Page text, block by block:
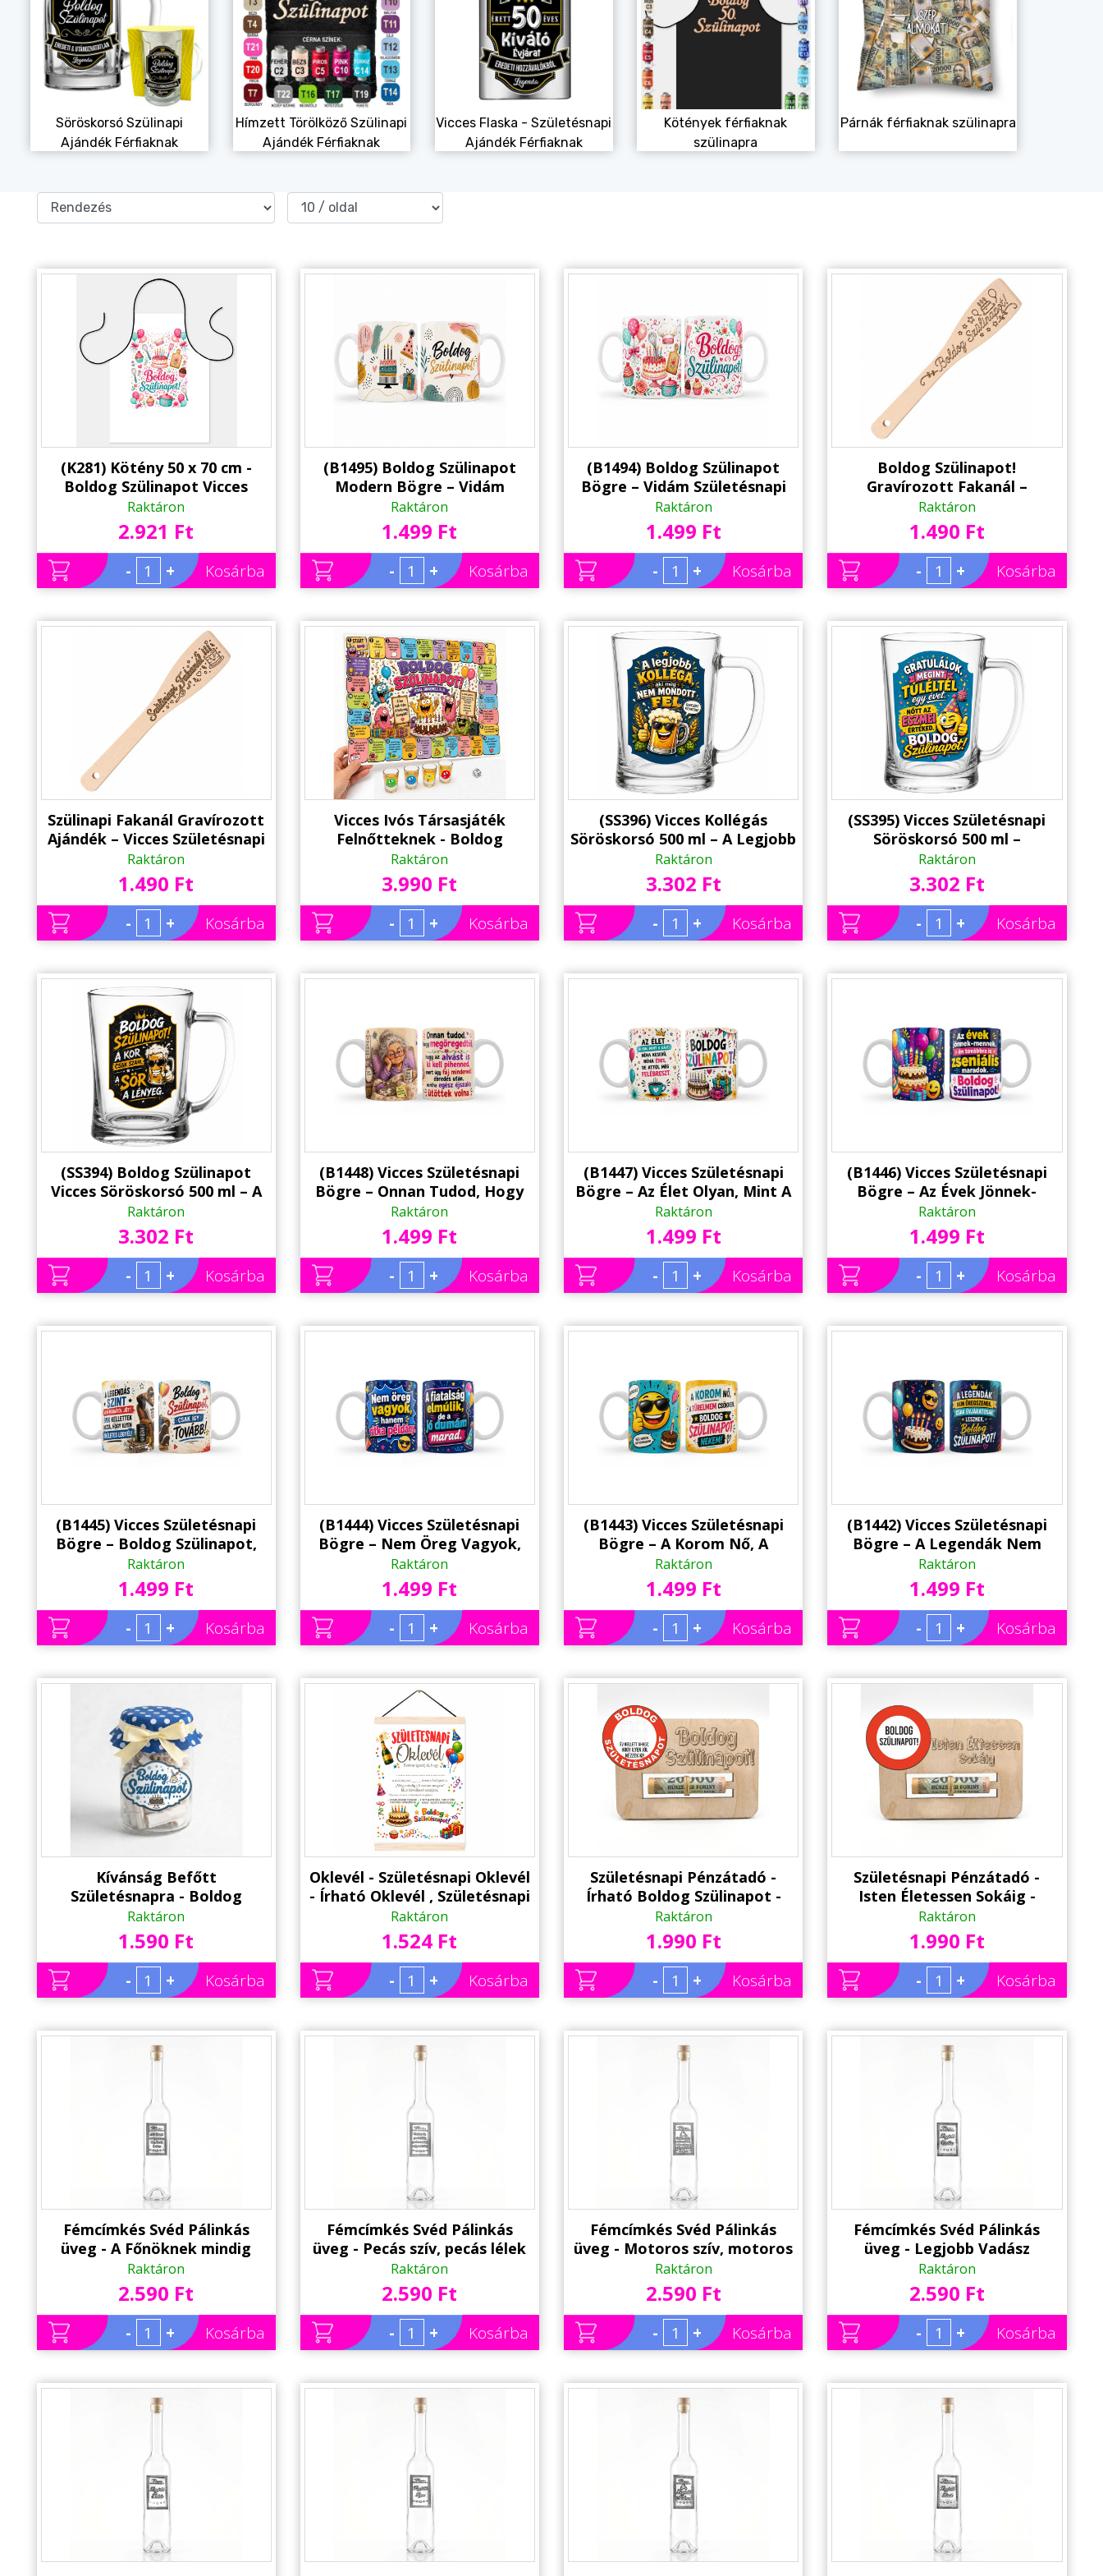
Ajándék Ötletek Férfiaknak
Ajándék Nőknek
Családtagoknak
Party kellékek
Vicces ajándékok
Foglalkozás szerint
Sport/Hobbi szerint
Állatos ajándéktárgyak
Söröskorsó Szülinapi
Ajándék Férfiaknak
Hímzett Törölköző Szülinapi
Ajándék Férfiaknak
Vicces Flaska - Születésnapi
Ajándék Férfiaknak
Kötények férfiaknak
szülinapra
Párnák férfiaknak szülinapra
(K281) Kötény 50 x 70 cm -
Boldog Szülinapot Vicces
Kötény – Születésnapi Ajándék
Nőknek
Raktáron
2.921 Ft
- + Kosárba
(B1495) Boldog Szülinapot
Modern Bögre – Vidám
Születésnapi Ajándék
Raktáron
1.499 Ft
- + Kosárba
(B1494) Boldog Szülinapot
Bögre – Vidám Születésnapi
Ajándék Nőknek
Raktáron
1.499 Ft
- + Kosárba
Boldog Szülinapot!
Gravírozott Fakanál –
Születésnapi Ajándék Fakanál
Raktáron
1.490 Ft
- + Kosárba
Szülinapi Fakanál Gravírozott
Ajándék – Vicces Születésnapi
Fakanál
Raktáron
1.490 Ft
- + Kosárba
Vicces Ivós Társasjáték
Felnőtteknek - Boldog
Szülinapot! – Szülinapi ivós
társasjáték 4 felespohárral
Raktáron
3.990 Ft
- + Kosárba
(SS396) Vicces Kollégás
Söröskorsó 500 ml – A Legjobb
Kolléga, Aki Még Nem
Mondott Fel
Raktáron
3.302 Ft
- + Kosárba
(SS395) Vicces Születésnapi
Söröskorsó 500 ml –
Gratulálok, megint túléltél
egy évet
Raktáron
3.302 Ft
- + Kosárba
(SS394) Boldog Szülinapot
Vicces Söröskorsó 500 ml – A
kor csak szám, a sör a lényeg
Raktáron
3.302 Ft
- + Kosárba
(B1448) Vicces Születésnapi
Bögre – Onnan Tudod, Hogy
Megöregedtél… – Humoros
Ajándék
Raktáron
1.499 Ft
- + Kosárba
(B1447) Vicces Születésnapi
Bögre – Az Élet Olyan, Mint A
Kávé – Boldog Szülinapot! -
Szülinapi Ajándék
Raktáron
1.499 Ft
- + Kosárba
(B1446) Vicces Születésnapi
Bögre – Az Évek Jönnek-
Mennek, Én Továbbra Is
Zseniális Maradok - Szülinapi
Ajándék
Raktáron
1.499 Ft
- + Kosárba
(B1445) Vicces Születésnapi
Bögre – Boldog Szülinapot,
Csak Így Tovább! | Humoros
Ajándék
Raktáron
1.499 Ft
- + Kosárba
(B1444) Vicces Születésnapi
Bögre – Nem Öreg Vagyok,
Hanem Ritka Példány |
Humoros Ajándék
Születésnapra
Raktáron
1.499 Ft
- + Kosárba
(B1443) Vicces Születésnapi
Bögre – A Korom Nő, A
Türelmem Csökken |
Humoros Ajándék
Raktáron
1.499 Ft
- + Kosárba
(B1442) Vicces Születésnapi
Bögre – A Legendák Nem
Öregszenek, Csak Évjáratosak
Lesznek
Raktáron
1.499 Ft
- + Kosárba
Kívánság Befőtt
Születésnapra - Boldog
Szülinapot felirattal kék -
Születésnapi Ajándék
Raktáron
1.590 Ft
- + Kosárba
Oklevél - Születésnapi Oklevél
- Írható Oklevél , Születésnapi
Ajándék
Raktáron
1.524 Ft
- + Kosárba
Születésnapi Pénzátadó -
Írható Boldog Szülinapot -
Születésnapi Ajándék
Raktáron
1.990 Ft
- + Kosárba
Születésnapi Pénzátadó -
Isten Életessen Sokáig -
Születésnapi Ajándék
Raktáron
1.990 Ft
- + Kosárba
Fémcímkés Svéd Pálinkás
üveg - A Főnöknek mindig
igaza van felirattal - Ajándék
Főnöknek
Raktáron
2.590 Ft
- + Kosárba
Fémcímkés Svéd Pálinkás
üveg - Pecás szív, pecás lélek
felirattal - Ajándék
Horgászoknak, Pecásoknak
Raktáron
2.590 Ft
- + Kosárba
Fémcímkés Svéd Pálinkás
üveg - Motoros szív, motoros
lélek felirattal - Ajándék
Motorosoknak
Raktáron
2.590 Ft
- + Kosárba
Fémcímkés Svéd Pálinkás
üveg - Legjobb Vadász
felirattal - Ajándék
Vadászoknak
Raktáron
2.590 Ft
- + Kosárba